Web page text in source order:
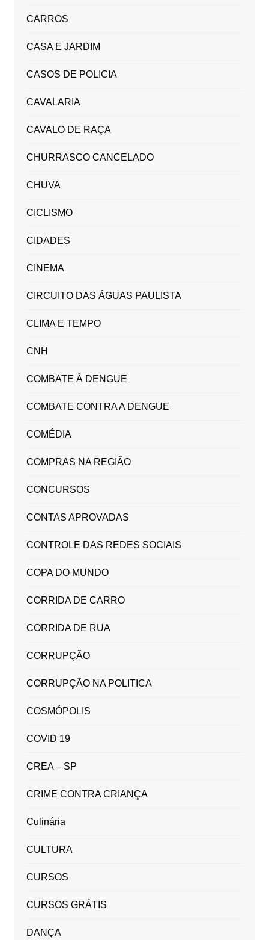
CARROS
CASA E JARDIM
CASOS DE POLICIA
CAVALARIA
CAVALO DE RAÇA
CHURRASCO CANCELADO
CHUVA
CICLISMO
CIDADES
CINEMA
CIRCUITO DAS ÁGUAS PAULISTA
CLIMA E TEMPO
CNH
COMBATE À DENGUE
COMBATE CONTRA A DENGUE
COMÉDIA
COMPRAS NA REGIÃO
CONCURSOS
CONTAS APROVADAS
CONTROLE DAS REDES SOCIAIS
COPA DO MUNDO
CORRIDA DE CARRO
CORRIDA DE RUA
CORRUPÇÃO
CORRUPÇÃO NA POLITICA
COSMÓPOLIS
COVID 19
CREA – SP
CRIME CONTRA CRIANÇA
Culinária
CULTURA
CURSOS
CURSOS GRÁTIS
DANÇA